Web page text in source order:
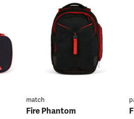
match
Fire Phantom